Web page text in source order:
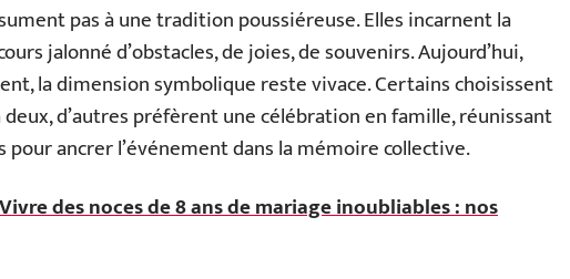
pas à une tradition poussiéreuse. Elles incarnent la
jalonné d’obstacles, de joies, de souvenirs. Aujourd’hui,
la dimension symbolique reste vivace. Certains choisissent
d’autres préfèrent une célébration en famille, réunissant
ancrer l’événement dans la mémoire collective.
Vivre des noces de 8 ans de mariage inoubliables : nos